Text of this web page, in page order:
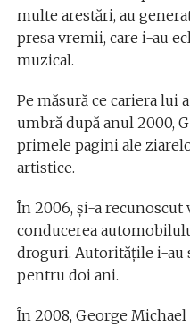
multe arestări, au
presa vremii, care i-au
muzical.
Pe măsură ce cariera lui
umbră după anul 2000,
primele pagini ale
artistice.
În 2006, şi-a
conducerea
droguri. Autorităţile i-au
pentru doi ani.
În 2008, George